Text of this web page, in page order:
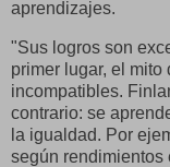
aprendizajes.
"Sus logros son
primer lugar, el
incompatibles.
contrario: se
la igualdad. Por
según rendimientos